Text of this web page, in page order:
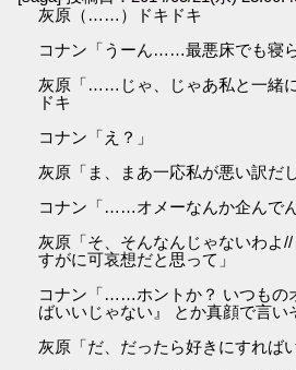
灰原（……）ドキドキ
コナン「うーん……最悪床でも寝
灰原「……じゃ、じゃあ私と一緒
ドキ
コナン「え？」
灰原「ま、まあ一応私が悪い訳だし
コナン「……オメーなんか企んでん
灰原「そ、そんなんじゃないわよ
すがに可哀想だと思って」
コナン「……ホントか？ いつもの
ばいいじゃない』 とか真顔で言い
灰原「だ、だったら好きにすれば